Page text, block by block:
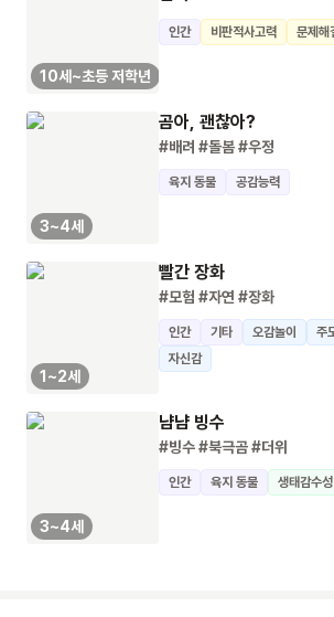
10세~초등 저학년
인간 비판적사고력 문제해
3~4세
곰아, 괜찮아?
#배려 #돌봄#우정
육지 동물 공감능력
1~2세
빨간 장화
#모험 #자연 #장화
인간 기타 오감놀이 주
자신감
3~4세
냠냠 빙수
#빙수#북극곰#더위
인간 육지 동물 생태감수성